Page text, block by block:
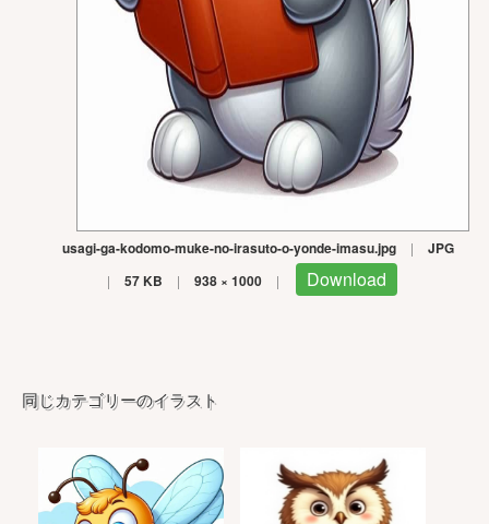
usagi-ga-kodomo-muke-no-irasuto-o-yonde-imasu.jpg | JPG
| 57 KB | 938 × 1000 | Download
同じカテゴリーのイラスト